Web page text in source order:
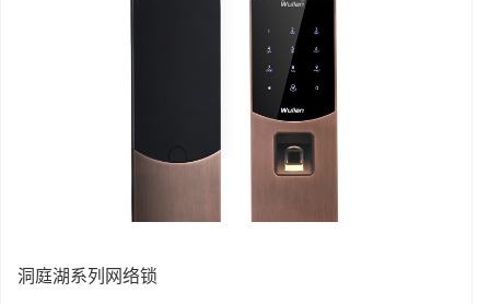
洞庭湖系列网络锁